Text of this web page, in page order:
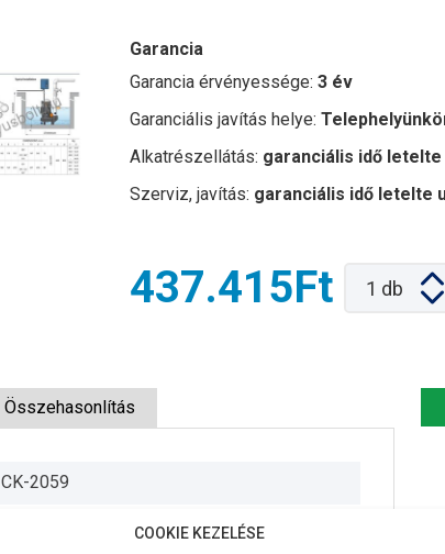
Garancia
Garancia érvényessége: 3 év
Garanciális javítás helye:
Alkatrészellátás: garanciális idő letelte
Szerviz, javítás: garanciális idő letelte
437.415Ft 1 db
Összehasonlítás
CK-2059
COOKIE KEZELÉSE